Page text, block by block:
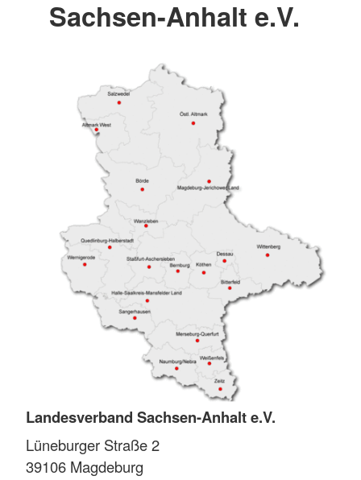
Sachsen-Anhalt e.V.
Landesverband Sachsen-Anhalt e.V.
Lüneburger Straße 2
39106 Magdeburg